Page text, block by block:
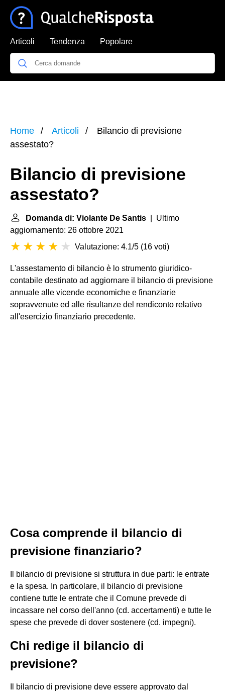
Articoli Tendenza Popolare
Home Articoli
Bilancio di previsione
assestato?
Bilancio di previsione
assestato?
Domanda di: Violante De Santis | Ultimo
aggiornamento: 26 ottobre 2021
Valutazione: 4.1/5 (16 voti)
L'assestamento di bilancio è lo strumento giuridico-
contabile destinato ad aggiornare il bilancio di previsione
annuale alle vicende economiche e finanziarie
sopravvenute ed alle risultanze del rendiconto relativo
all'esercizio finanziario precedente.
Cosa comprende il bilancio di
previsione finanziario?
Il bilancio di previsione si struttura in due parti: le entrate
e la spesa. In particolare, il bilancio di previsione
contiene tutte le entrate che il Comune prevede di
incassare nel corso dell'anno (cd. accertamenti) e tutte le
spese che prevede di dover sostenere (cd. impegni).
Chi redige il bilancio di
previsione?
Il bilancio di previsione deve essere approvato dal